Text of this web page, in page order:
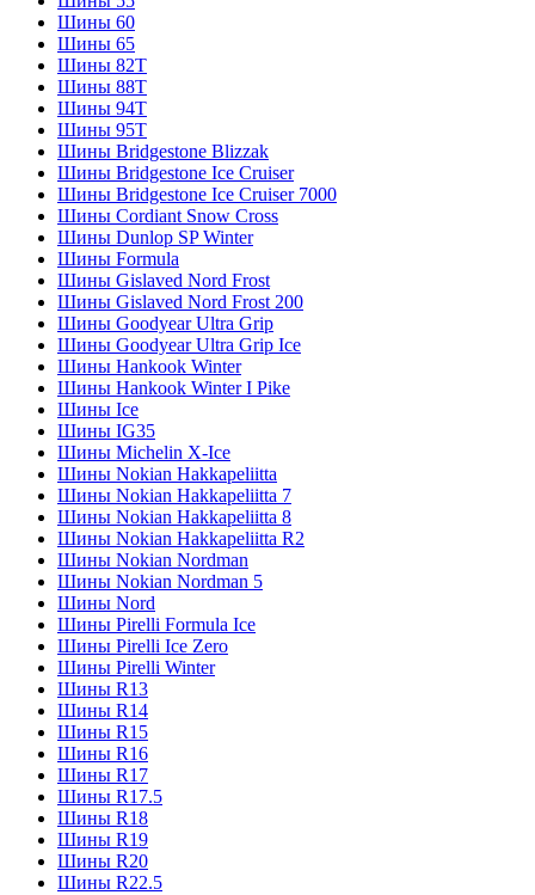
Шины 60
Шины 65
Шины 82T
Шины 88T
Шины 94T
Шины 95T
Шины Bridgestone Blizzak
Шины Bridgestone Ice Cruiser
Шины Bridgestone Ice Cruiser 7000
Шины Cordiant Snow Cross
Шины Dunlop SP Winter
Шины Formula
Шины Gislaved Nord Frost
Шины Gislaved Nord Frost 200
Шины Goodyear Ultra Grip
Шины Goodyear Ultra Grip Ice
Шины Hankook Winter
Шины Hankook Winter I Pike
Шины Ice
Шины IG35
Шины Michelin X-Ice
Шины Nokian Hakkapeliitta
Шины Nokian Hakkapeliitta 7
Шины Nokian Hakkapeliitta 8
Шины Nokian Hakkapeliitta R2
Шины Nokian Nordman
Шины Nokian Nordman 5
Шины Nord
Шины Pirelli Formula Ice
Шины Pirelli Ice Zero
Шины Pirelli Winter
Шины R13
Шины R14
Шины R15
Шины R16
Шины R17
Шины R17.5
Шины R18
Шины R19
Шины R20
Шины R22.5